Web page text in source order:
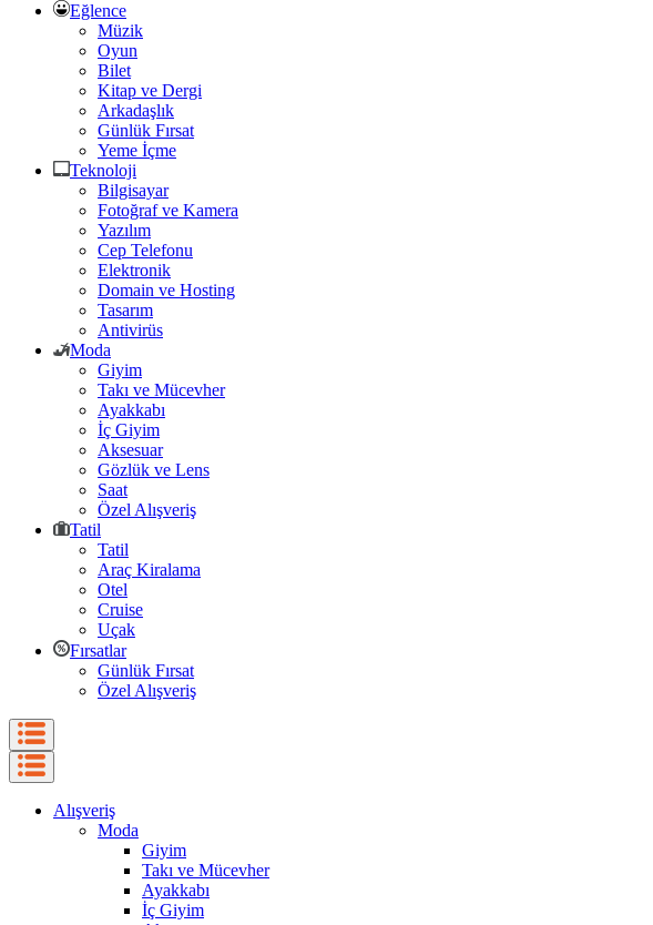
Eğlence
Müzik
Oyun
Bilet
Kitap ve Dergi
Arkadaşlık
Günlük Fırsat
Yeme İçme
Teknoloji
Bilgisayar
Fotoğraf ve Kamera
Yazılım
Cep Telefonu
Elektronik
Domain ve Hosting
Tasarım
Antivirüs
Moda
Giyim
Takı ve Mücevher
Ayakkabı
İç Giyim
Aksesuar
Gözlük ve Lens
Saat
Özel Alışveriş
Tatil
Tatil
Araç Kiralama
Otel
Cruise
Uçak
Fırsatlar
Günlük Fırsat
Özel Alışveriş
Alışveriş
Moda
Giyim
Takı ve Mücevher
Ayakkabı
İç Giyim